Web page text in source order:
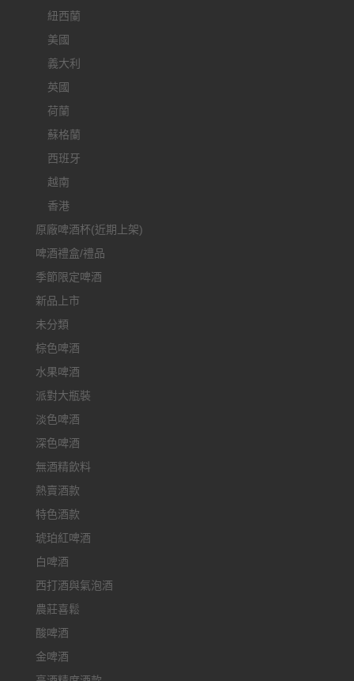
紐西蘭
美國
義大利
英國
荷蘭
蘇格蘭
西班牙
越南
香港
原廠啤酒杯(近期上架)
啤酒禮盒/禮品
季節限定啤酒
新品上市
未分類
棕色啤酒
水果啤酒
派對大瓶裝
淡色啤酒
深色啤酒
無酒精飲料
熱賣酒款
特色酒款
琥珀紅啤酒
白啤酒
西打酒與氣泡酒
農莊喜鬆
酸啤酒
金啤酒